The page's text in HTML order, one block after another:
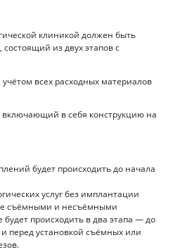
клиникой должен быть
из двух этапов с
всех расходных материалов
включающий в себя конструкцию на
будет происходить до начала
услуг без имплантации
съёмными и несъёмными
будет происходить в два этапа — до
перед установкой съёмных или